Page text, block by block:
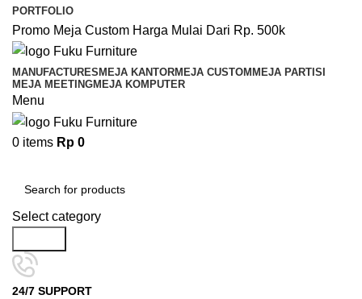
PORTFOLIO
Promo Meja Custom Harga Mulai Dari Rp. 500k
MANUFACTURES MEJA KANTORMEJA CUSTOM MEJA PARTISI
MEJA MEETINGMEJA KOMPUTER
Menu
0 items Rp 0
Select category
24/7 SUPPORT